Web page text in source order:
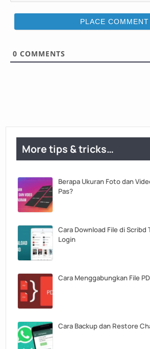
0 COMMENTS
More tips & tricks…
Berapa Ukuran Foto dan
Pas?
Cara Download File di Scribd
Login
Cara Menggabungkan File
Cara Backup dan Restore